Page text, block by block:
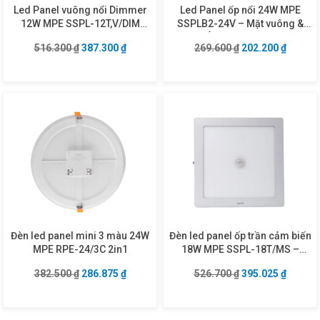
Led Panel vuông nổi Dimmer
12W MPE SSPL-12T,V/DIM
516.300₫ Giá gốc là: 516.300 ₫.
387.300₫Giá hiện tại là: 387.300 ₫.
Led Panel ốp nổi 24W MPE
SSPLB2-24V – Mặt vuông &
269.600₫ Giá gốc là:
202.200₫Giá
Đèn led panel mini 3 màu 24W
MPE RPE-24/3C 2in1
382.500₫ Giá gốc là: 382.500 ₫.
286.875 ₫Giá hiện tại là: 286.875 ₫.
Đèn led panel ốp trần cảm biến
18W MPE SSPL-18T/MS –
526.700₫ Giá gốc là:
395.025 ₫Giá